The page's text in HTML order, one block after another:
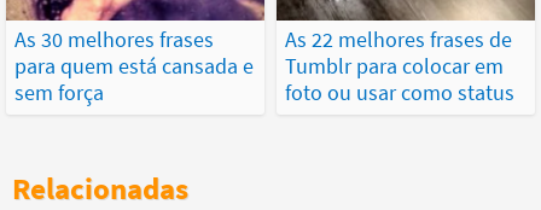
As 30 melhores frases
para quem está cansada e
sem força
As 22 melhores frases de
Tumblr para colocar em
foto ou usar como status
Relacionadas